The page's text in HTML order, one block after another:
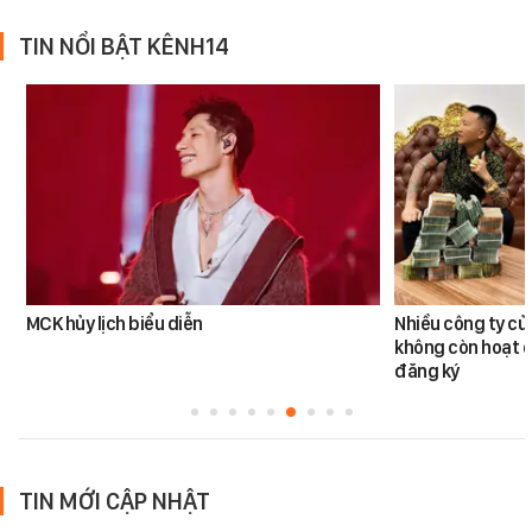
TIN NỔI BẬT KÊNH14
MCK hủy lịch biểu diễn
Nhiều công ty
không còn hoạt
đăng ký
TIN MỚI CẬP NHẬT